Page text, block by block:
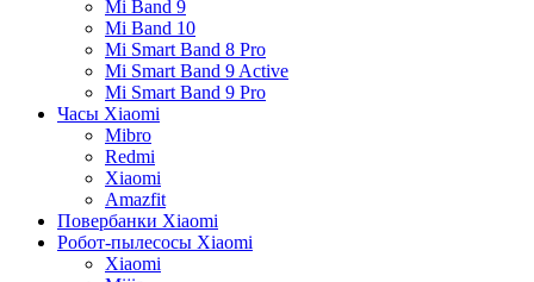
Mi Band 9
Mi Band 10
Mi Smart Band 8 Pro
Mi Smart Band 9 Active
Mi Smart Band 9 Pro
Часы Xiaomi
Mibro
Redmi
Xiaomi
Amazfit
Повербанки Xiaomi
Робот-пылесосы Xiaomi
Xiaomi